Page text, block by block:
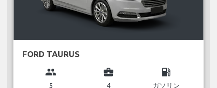
FORD TAURUS
group
5
business_center
4
local_gas_station
ガソリン